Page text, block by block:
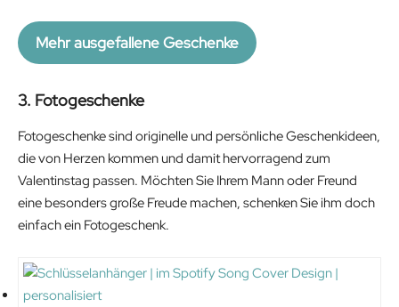
0
.
Mehr ausgefallene Geschenke
3. Fotogeschenke
Fotogeschenke sind originelle und persönliche Geschenkideen,
die von Herzen kommen und damit hervorragend zum
Valentinstag passen. Möchten Sie Ihrem Mann oder Freund
eine besonders große Freude machen, schenken Sie ihm doch
einfach ein Fotogeschenk.